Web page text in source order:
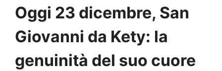
Oggi 23 dicembre, San
Giovanni da Kety: la
genuinità del suo cuore